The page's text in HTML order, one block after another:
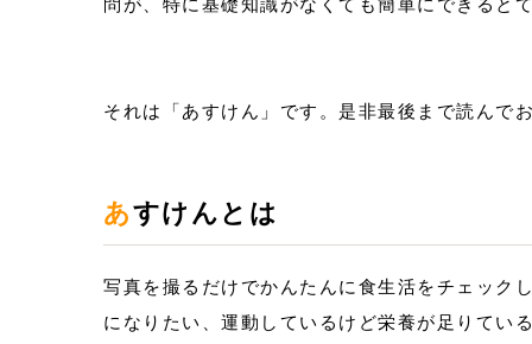
それは「あすけん」です。是非最後まで読んで
あすけんとは
写真を撮るだけでかんたんに食生活をチェック
になりたい、運動しているけど栄養が足りてい